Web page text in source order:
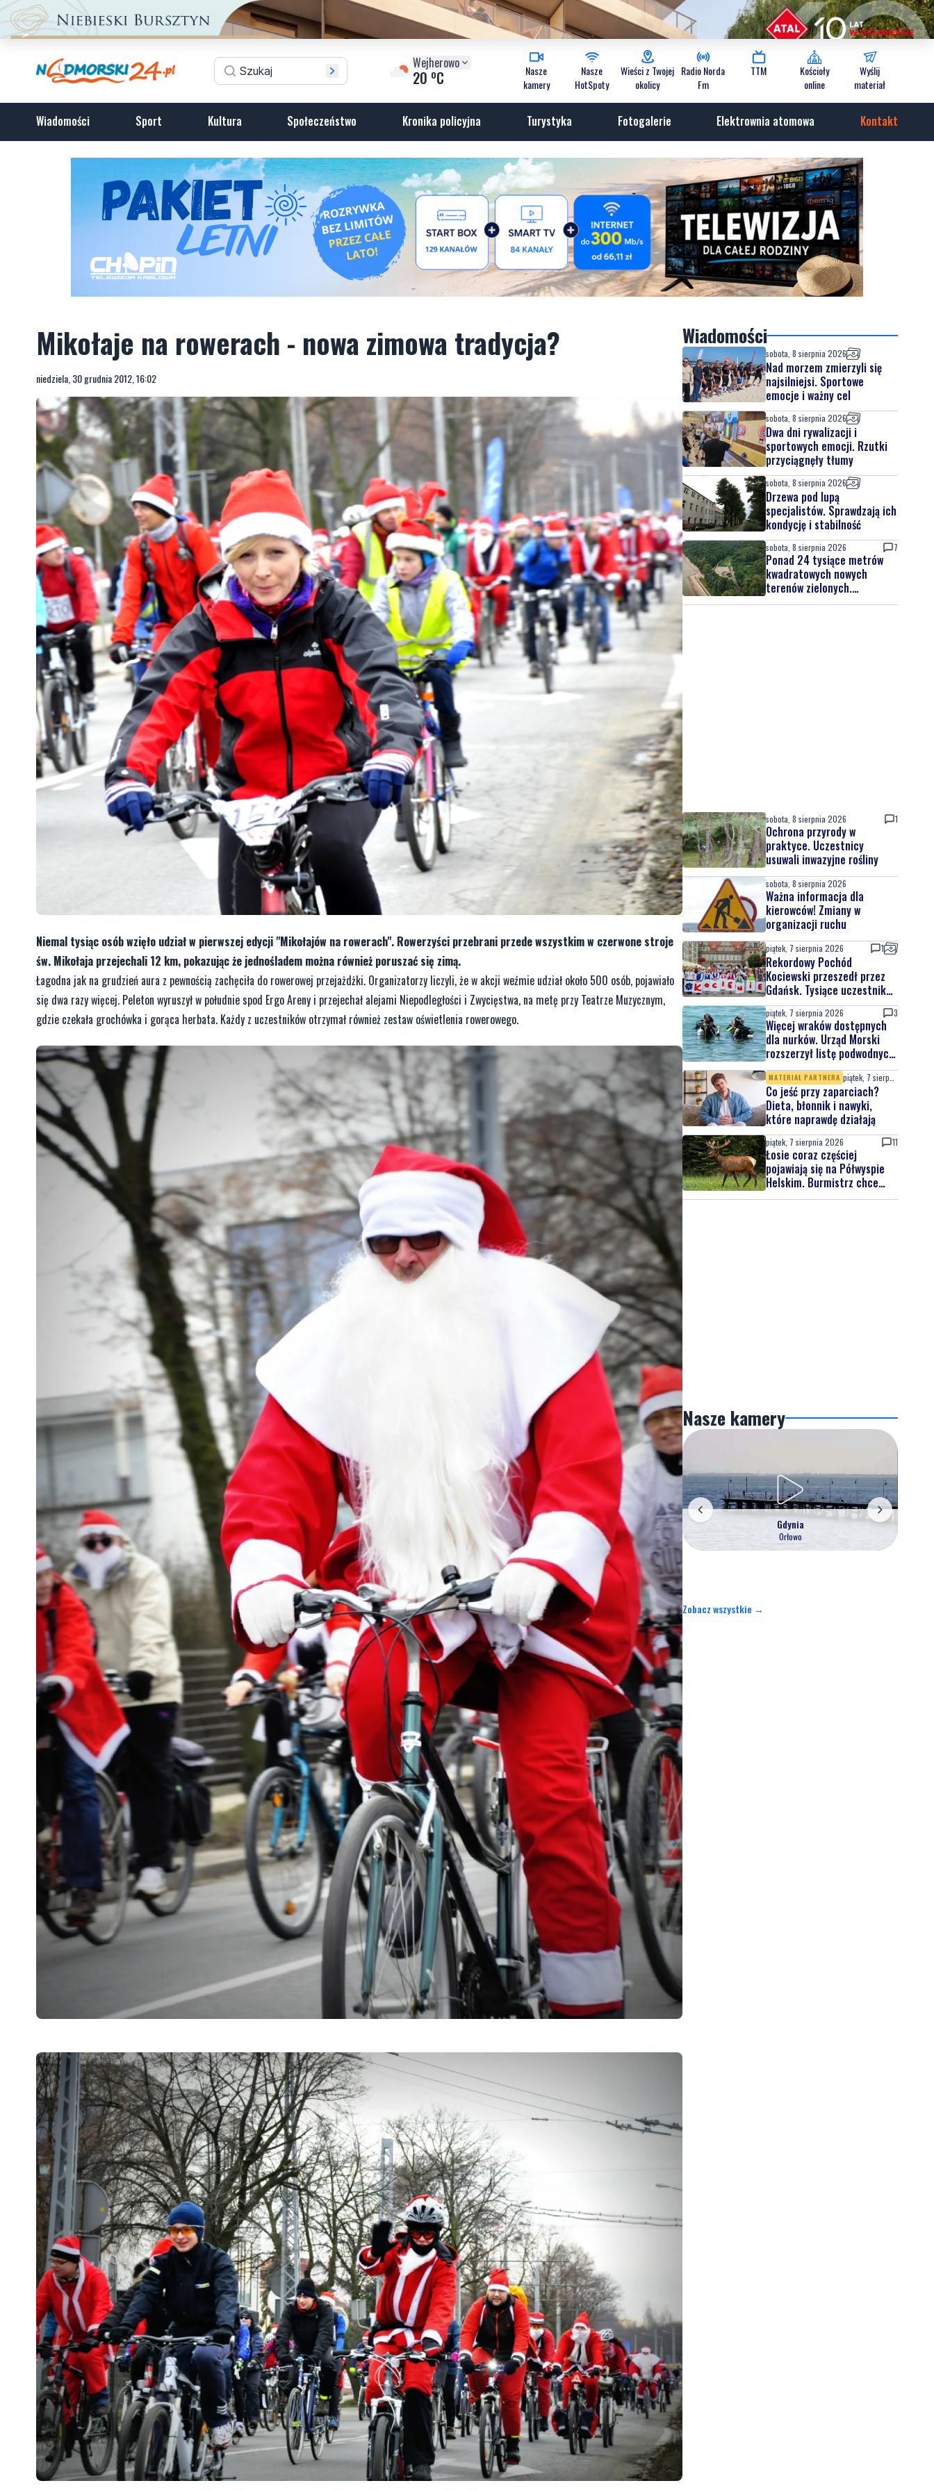
Wejherowo
20 oC
Nasze
kamery
Nasze
HotSpoty
Wieści z Twojej
okolicy
Radio Norda
Fm
TTM
Kościoły
online
Wyślij
materiał
Wiadomości Sport Kultura Społeczeństwo Kronika policyjna Turystyka Fotogalerie Elektrownia atomowa Kontakt
Mikołaje na rowerach - nowa zimowa tradycja?
niedziela, 30 grudnia 2012, 16:02
Niemal tysiąc osób wzięło udział w pierwszej edycji "Mikołajów na rowerach". Rowerzyści przebrani przede wszystkim w czerwone stroje
św. Mikołaja przejechali 12 km, pokazując że jednośladem można również poruszać się zimą.
Łagodna jak na grudzień aura z pewnością zachęciła do rowerowej przejażdżki. Organizatorzy liczyli, że w akcji weźmie udział około 500 osób, pojawiało
się dwa razy więcej. Peleton wyruszył w południe spod Ergo Areny i przejechał alejami Niepodległości i Zwycięstwa, na metę przy Teatrze Muzycznym,
gdzie czekała grochówka i gorąca herbata. Każdy z uczestników otrzymał również zestaw oświetlenia rowerowego.
Wiadomości
sobota, 8 sierpnia 2026
Nad morzem zmierzyli się
najsilniejsi. Sportowe
emocje i ważny cel
sobota, 8 sierpnia 2026
Dwa dni rywalizacji i
sportowych emocji. Rzutki
przyciągnęły tłumy
sobota, 8 sierpnia 2026
Drzewa pod lupą
specjalistów. Sprawdzają ich
kondycję i stabilność
sobota, 8 sierpnia 2026 7
Ponad 24 tysiące metrów
kwadratowych nowych
terenów zielonych.
Powstanie nowa przestrzeń
sobota, 8 sierpnia 2026 1
Ochrona przyrody w
praktyce. Uczestnicy
usuwali inwazyjne rośliny
sobota, 8 sierpnia 2026
Ważna informacja dla
kierowców! Zmiany w
organizacji ruchu
piątek, 7 sierpnia 2026 1
Rekordowy Pochód
Kociewski przeszedł przez
Gdańsk. Tysiące uczestników
na jubileuszowej edycji
piątek, 7 sierpnia 2026 3
Więcej wraków dostępnych
dla nurków. Urząd Morski
rozszerzył listę podwodnych
atrakcji
MATERIAŁ PARTNERA
Co jeść przy zaparciach?
Dieta, błonnik i nawyki,
które naprawdę działają
piątek, 7 sierpnia 2026 11
Łosie coraz częściej
pojawiają się na Półwyspie
Helskim. Burmistrz chce
nowych znaków drogowych
Nasze kamery
Gdynia
Orłowo
Zobacz wszystkie →